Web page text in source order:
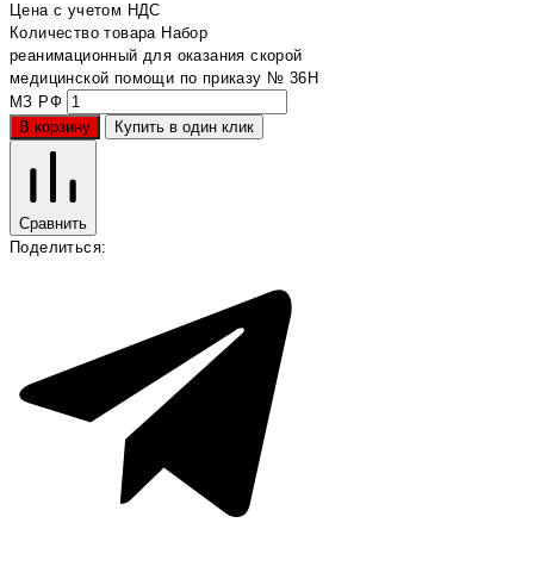
Цена с учетом НДС
Количество товара Набор
реанимационный для оказания скорой
медицинской помощи по приказу № 36Н
МЗ РФ
В корзину
Купить в один клик
Сравнить
Поделиться: